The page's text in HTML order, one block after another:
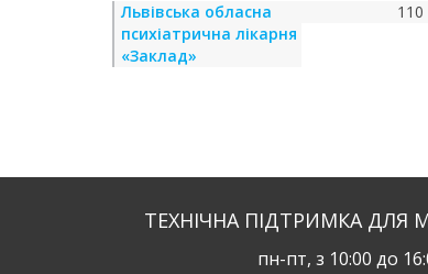
Львівська обласна
психіатрична лікарня
«Заклад»
110
ТЕХНІЧНА ПІДТРИМКА ДЛЯ
пн-пт, з 10:00 до